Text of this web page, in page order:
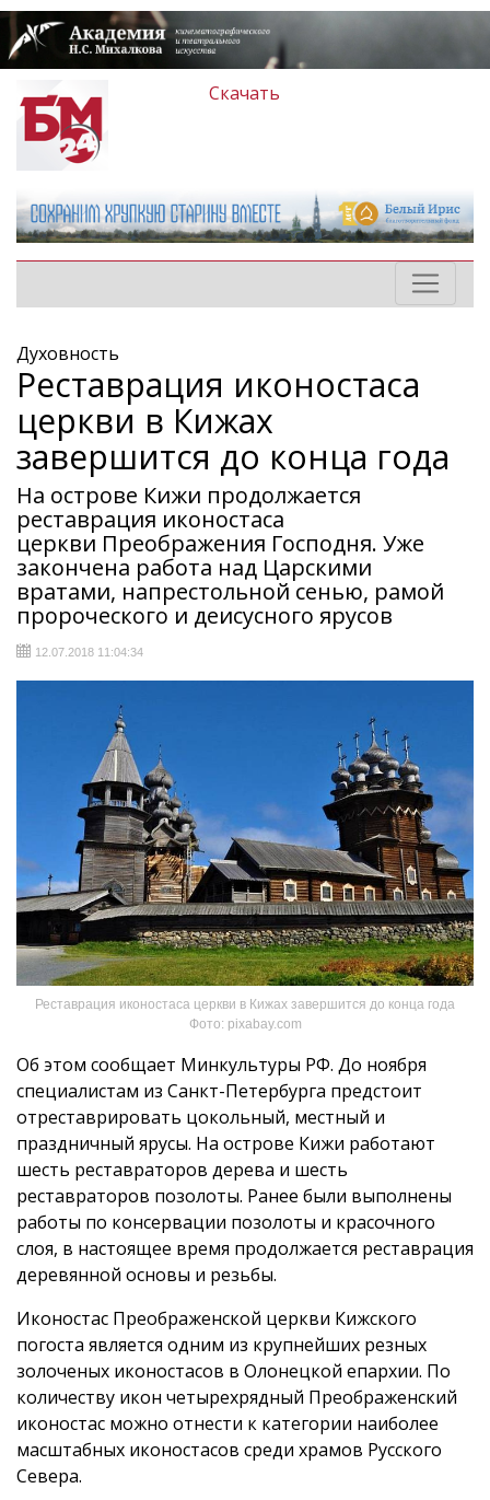
Скачать
Духовность
Реставрация иконостаса
церкви в Кижах
завершится до конца года
На острове Кижи продолжается
реставрация иконостаса
церкви Преображения Господня. Уже
закончена работа над Царскими
вратами, напрестольной сенью, рамой
пророческого и деисусного ярусов
12.07.2018 11:04:34
Реставрация иконостаса церкви в Кижах завершится до конца года
Фото: pixabay.com
Об этом сообщает Минкультуры РФ. До ноября
специалистам из Санкт-Петербурга предстоит
отреставрировать цокольный, местный и
праздничный ярусы. На острове Кижи работают
шесть реставраторов дерева и шесть
реставраторов позолоты. Ранее были выполнены
работы по консервации позолоты и красочного
слоя, в настоящее время продолжается реставрация
деревянной основы и резьбы.
Иконостас Преображенской церкви Кижского
погоста является одним из крупнейших резных
золоченых иконостасов в Олонецкой епархии. По
количеству икон четырехрядный Преображенский
иконостас можно отнести к категории наиболее
масштабных иконостасов среди храмов Русского
Севера.